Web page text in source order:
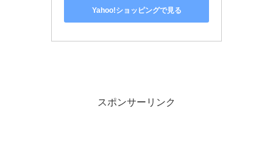
Yahoo!ショッピングで見る
スポンサーリンク